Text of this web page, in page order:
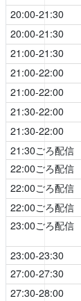
20:00-21:30
20:00-21:30
21:00-21:30
21:00-22:00
21:00-22:00
21:30-22:00
21:30-22:00
21:30ごろ配信
22:00ごろ配信
22:00ごろ配信
22:00ごろ配信
23:00ごろ配信
23:00-23:30
27:00-27:30
27:30-28:00